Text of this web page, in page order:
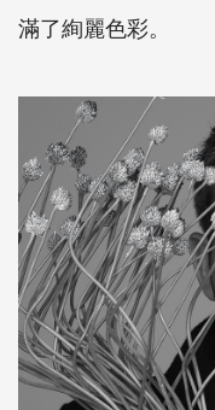
滿了絢麗色彩。